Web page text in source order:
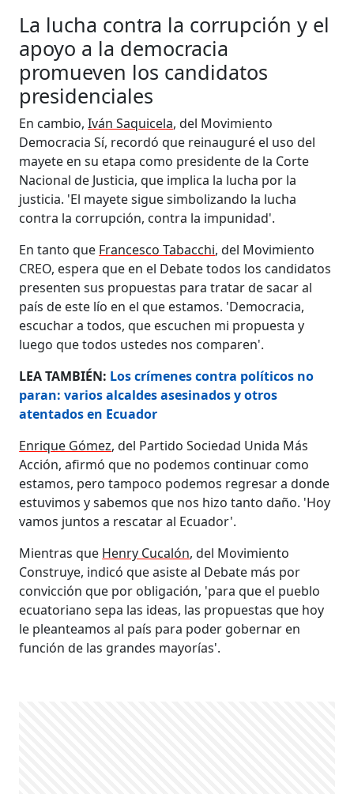
La lucha contra la corrupción y el
apoyo a la democracia
promueven los candidatos
presidenciales
En cambio,Iván Saquicela, del Movimiento
Democracia Sí, recordó que reinauguré el uso del
mayete en su etapa como presidente de la Corte
Nacional de Justicia, que implica la lucha por la
justicia. 'El mayete sigue simbolizando la lucha
contra la corrupción, contra la impunidad'.
En tanto que Francesco Tabacchi, del Movimiento
CREO, espera que en el Debate todos los candidatos
presenten sus propuestas para tratar de sacar al
país de este lío en el que estamos. 'Democracia,
escuchar a todos, que escuchen mi propuesta y
luego que todos ustedes nos comparen'.
LEA TAMBIÉN: Los crímenes contra políticos no
paran: varios alcaldes asesinados y otros
atentados en Ecuador
Enrique Gómez, del Partido Sociedad Unida Más
Acción, afirmó que no podemos continuar como
estamos, pero tampoco podemos regresar a donde
estuvimos y sabemos que nos hizo tanto daño. 'Hoy
vamos juntos a rescatar al Ecuador'.
Mientras que Henry Cucalón, del Movimiento
Construye, indicó que asiste al Debate más por
convicción que por obligación, 'para que el pueblo
ecuatoriano sepa las ideas, las propuestas que hoy
le pleanteamos al país para poder gobernar en
función de las grandes mayorías'.